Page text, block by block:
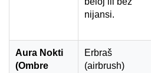
nijansi.
Aura Nokti
(Ombre
Erbraš
(airbrush)